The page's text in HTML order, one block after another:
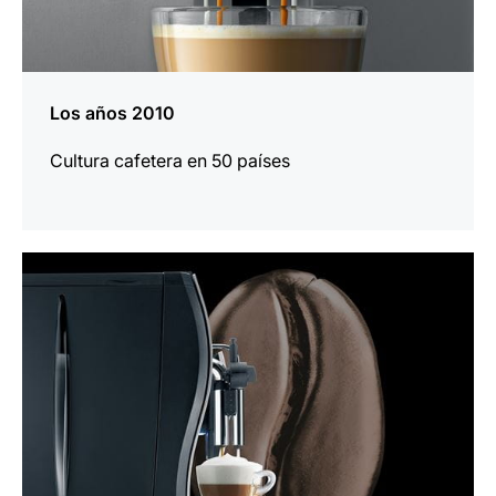
Los años 2010
Cultura cafetera en 50 países
información